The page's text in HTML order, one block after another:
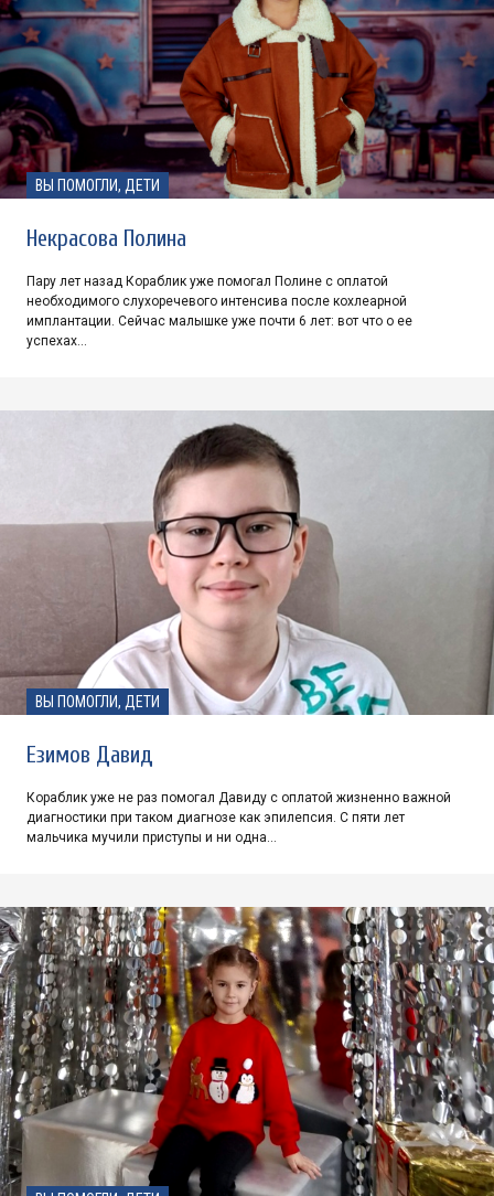
ВЫ ПОМОГЛИ, ДЕТИ
Некрасова Полина
Пару лет назад Кораблик уже помогал Полине с оплатой
необходимого слухоречевого интенсива после кохлеарной
имплантации. Сейчас малышке уже почти 6 лет: вот что о ее
успехах…
ВЫ ПОМОГЛИ, ДЕТИ
Езимов Давид
Кораблик уже не раз помогал Давиду с оплатой жизненно важной
диагностики при таком диагнозе как эпилепсия. С пяти лет
мальчика мучили приступы и ни одна…